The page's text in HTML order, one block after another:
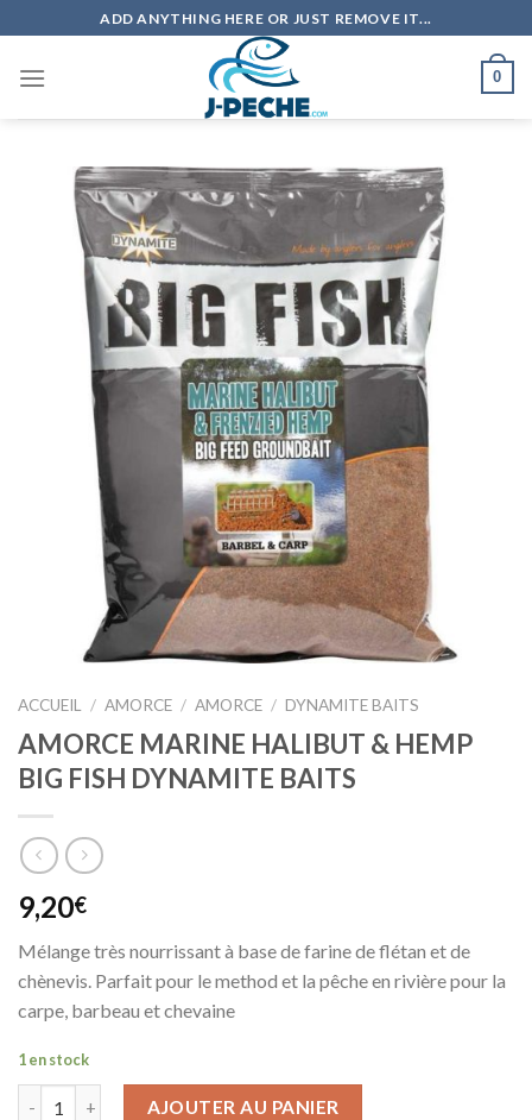
to
content
ADD ANYTHING HERE OR JUST REMOVE IT...
0
ACCUEIL / AMORCE / AMORCE / DYNAMITE BAITS
AMORCE MARINE HALIBUT & HEMP
BIG FISH DYNAMITE BAITS
9,20€
Mélange très nourrissant à base de farine de flétan et de
chènevis. Parfait pour le method et la pêche en rivière pour la
carpe, barbeau et chevaine
1 en stock
AJOUTER AU PANIER